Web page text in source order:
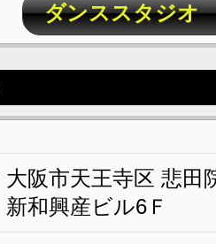
ダンススタジオ
大阪市天王寺区 悲田
新和興産ビル6Ｆ